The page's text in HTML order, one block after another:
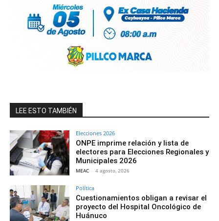
LEE ESTO TAMBIÉN
Elecciones 2026
ONPE imprime relación y lista de
electores para Elecciones Regionales y
Municipales 2026
MEAC - 4 agosto, 2026
Política
Cuestionamientos obligan a revisar el
proyecto del Hospital Oncológico de
Huánuco